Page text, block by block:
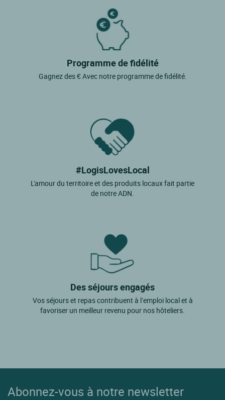
Programme de fidélité
Gagnez des € Avec notre programme de fidélité.
#LogisLovesLocal
L'amour du territoire et des produits locaux fait partie
de notre ADN.
Des séjours engagés
Vos séjours et repas contribuent à l’emploi local et à
favoriser un meilleur revenu pour nos hôteliers.
Abonnez-vous à notre newsletter